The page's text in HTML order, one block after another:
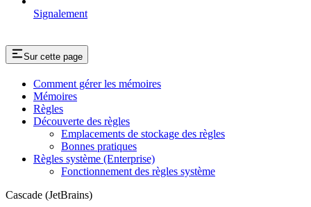
Signalement
Sur cette page
Comment gérer les mémoires
Mémoires
Règles
Découverte des règles
Emplacements de stockage des règles
Bonnes pratiques
Règles système (Enterprise)
Fonctionnement des règles système
Cascade (JetBrains)